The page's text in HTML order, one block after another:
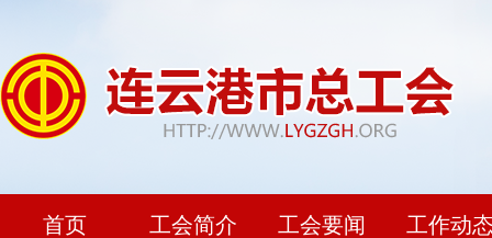
首页 工会简介 工会要闻 工作动